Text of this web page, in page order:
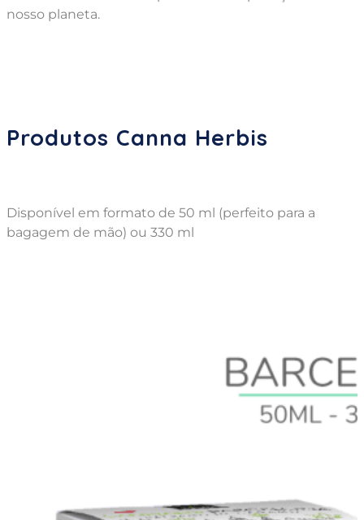
nosso planeta.
Produtos Canna Herbis
Disponível em formato de 50 ml (perfeito para a
bagagem de mão) ou 330 ml